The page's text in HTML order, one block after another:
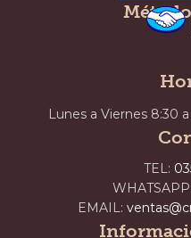
Lunes a Viernes 8:30
TEL:
WHATSAPP:
EMAIL: